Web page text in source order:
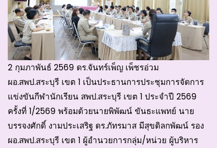
2 กุมภาพันธ์ 2569 ดร.จันทร์เพ็ญ เพ็ชรอ่วม
ผอ.สพป.สระบุรี เขต 1 เป็นประธานการประชุมการจัดการ
แข่งขันกีฬานักเรียน สพป.สระบุรี เขต 1 ประจำปี 2569
ครั้งที่ 1/2569 พร้อมด้วยนายพิพัฒน์ ขันธะแพทย์ นาย
บรรจงศักดิ์ งามประเสริฐ ดร.ภัทรมาส มีสุขดิลกพัฒน์ รอง
ผอ.สพป.สระบุรี เขต 1 ผู้อำนวยการกลุ่ม/หน่วย ผู้บริหาร